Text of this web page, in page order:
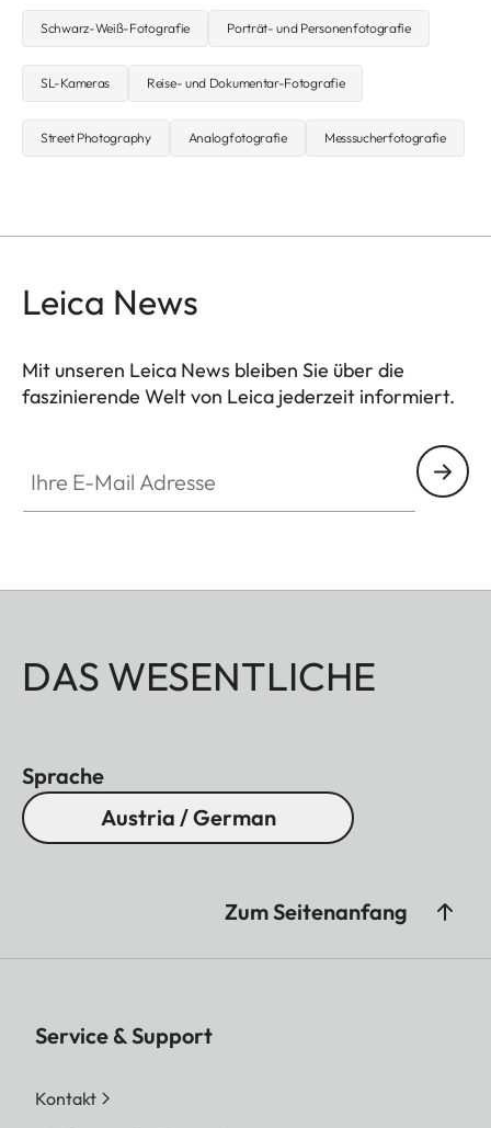
Schwarz-Weiß-Fotografie Porträt- und Personenfotografie
SL-Kameras Reise- und Dokumentar-Fotografie
Street Photography Analogfotografie Messsucherfotografie
Leica News
Mit unseren Leica News bleiben Sie über die
faszinierende Welt von Leica jederzeit informiert.
DAS WESENTLICHE
Sprache
Austria / German
Zum Seitenanfang
Service & Support
Kontakt